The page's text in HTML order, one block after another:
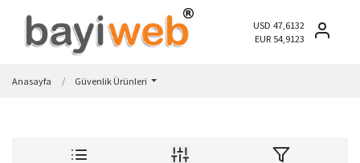
USD 47,6132
EUR 54,9123
Anasayfa Güvenlik Ürünleri